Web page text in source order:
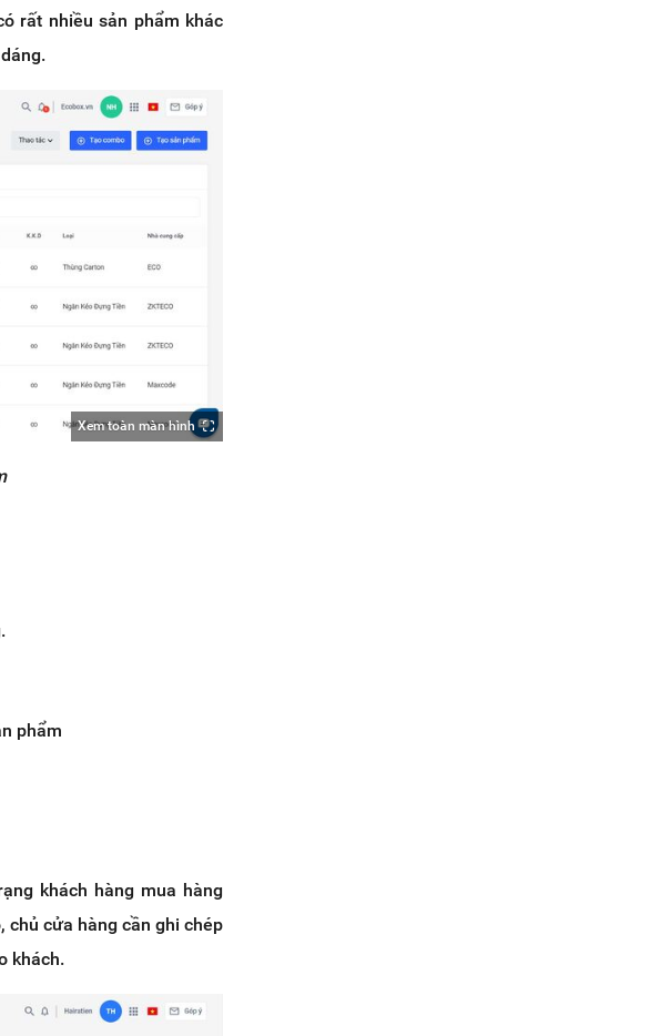
rất nhiều sản phẩm khác
Xem toàn màn hình
phẩm
khách hàng mua hàng
chủ cửa hàng cần ghi chép
khách.